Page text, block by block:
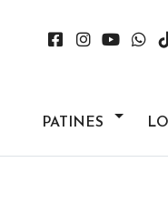
PATINES